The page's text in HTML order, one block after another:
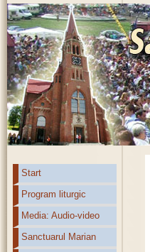
Start
Program liturgic
Media: Audio-video
Sanctuarul Marian